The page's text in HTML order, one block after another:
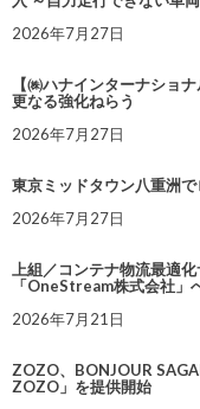
2026年7月27日
【㈱ハナインターナショ
更なる強化ねらう
2026年7月27日
東京ミッドタウン八重洲
2026年7月27日
上組／コンテナ物流最適
「OneStream株式会社」
2026年7月21日
ZOZO、BONJOUR
ZOZO」を提供開始